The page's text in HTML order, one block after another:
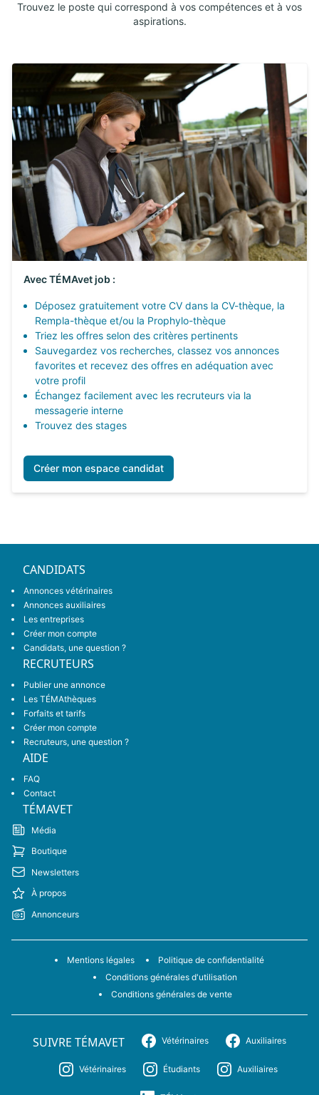
Trouvez le poste qui correspond à vos compétences et à vos
aspirations.
Avec TÉMAvet job :
Déposez gratuitement votre CV dans la CV-thèque, la
Rempla-thèque et/ou la Prophylo-thèque
Triez les offres selon des critères pertinents
Sauvegardez vos recherches, classez vos annonces
favorites et recevez des offres en adéquation avec
votre profil
Échangez facilement avec les recruteurs via la
messagerie interne
Trouvez des stages
Créer mon espace candidat
CANDIDATS
Annonces vétérinaires
Annonces auxiliaires
Les entreprises
Créer mon compte
Candidats, une question ?
RECRUTEURS
Publier une annonce
Les TÉMAthèques
Forfaits et tarifs
Créer mon compte
Recruteurs, une question ?
AIDE
FAQ
Contact
TÉMAVET
Média
Boutique
Newsletters
À propos
Annonceurs
Mentions légales
Politique de confidentialité
Conditions générales d'utilisation
Conditions générales de vente
SUIVRE TÉMAVET Vétérinaires Auxiliaires
Vétérinaires Étudiants Auxiliaires